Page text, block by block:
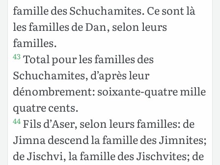
famille des Schuchamites. Ce sont là
les familles de Dan, selon leurs
familles.
43 Total pour les familles des
Schuchamites, d’après leur
dénombrement: soixante-quatre mille
quatre cents.
44 Fils d’Aser, selon leurs familles: de
Jimna descend la famille des Jimnites;
de Jischvi, la famille des Jischvites; de